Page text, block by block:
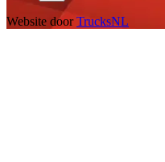
Website door TrucksNL